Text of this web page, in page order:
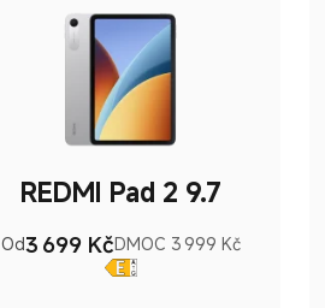
REDMI Pad 2 9.7
Od3 699Kč
Current Price Kč3699
DMOC 3 999 Kč
Doporučená cena 3 999 Kč